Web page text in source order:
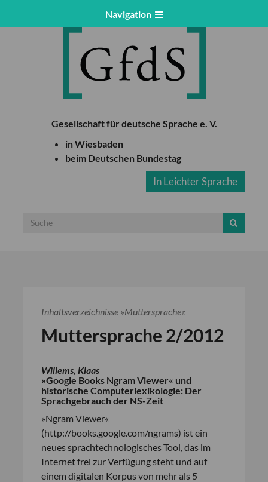
Navigation
Gesellschaft für deutsche Sprache e. V.
in Wiesbaden
beim Deutschen Bundestag
In Leichter Sprache
Inhaltsverzeichnisse »Muttersprache«
Muttersprache 2/2012
Willems, Klaas
»Google Books Ngram Viewer« und
historische Computerlexikologie: Der
Sprachgebrauch der NS-Zeit
»Ngram Viewer«
(http://books.google.com/ngrams) ist ein
neues sprachtechnologisches Tool, das im
Internet frei zur Verfügung steht und auf
einem digitalen Korpus von mehr als 5